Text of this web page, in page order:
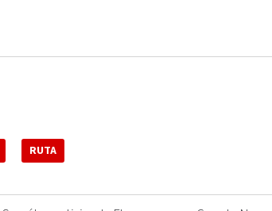
RUTA